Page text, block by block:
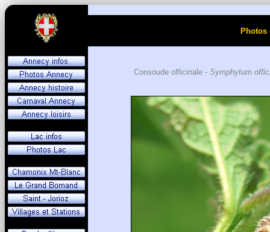
Consoude officinale - Symphytum